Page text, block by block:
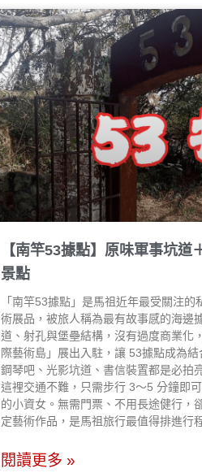
【南竿53據點】原味軍事坑
景點
「南竿53據點」是馬祖近年最受關注
術展品，被旅人稱為最有故事感的海邊
道、射孔與堡壘結構，沒有過度商業化
際藝術島」展出入駐，讓 53據點成為
鋼琴吧、光影坑道、書信裝置都是必拍
這裡交通不難，只需步行 3～5 分鐘即
的小資女。無需門票、不用長途健行，
定藝術作品，是馬祖旅行最值得排進行
閱讀更多 »